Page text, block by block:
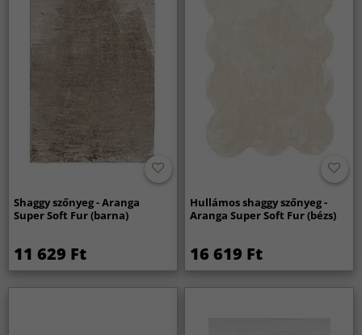
Shaggy szőnyeg - Aranga
Super Soft Fur (barna)
11 629 Ft
Hullámos shaggy szőnyeg -
Aranga Super Soft Fur (bézs)
16 619 Ft